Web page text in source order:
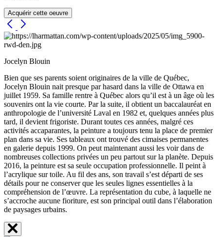
Acquérir cette oeuvre
Jocelyn Blouin
Bien que ses parents soient originaires de la ville de Québec,
Jocelyn Blouin nait presque par hasard dans la ville de Ottawa en
juillet 1959. Sa famille rentre à Québec alors qu’il est à un âge où les
souvenirs ont la vie courte. Par la suite, il obtient un baccalauréat en
anthropologie de l’université Laval en 1982 et, quelques années plus
tard, il devient frigoriste. Durant toutes ces années, malgré ces
activités accaparantes, la peinture a toujours tenu la place de premier
plan dans sa vie. Ses tableaux ont trouvé des cimaises permanentes
en galerie depuis 1999. On peut maintenant aussi les voir dans de
nombreuses collections privées un peu partout sur la planète. Depuis
2016, la peinture est sa seule occupation professionnelle. Il peint à
l’acrylique sur toile. Au fil des ans, son travail s’est départi de ses
détails pour ne conserver que les seules lignes essentielles à la
compréhension de l’œuvre. La représentation du cube, à laquelle ne
s’accroche aucune fioriture, est son principal outil dans l’élaboration
de paysages urbains.